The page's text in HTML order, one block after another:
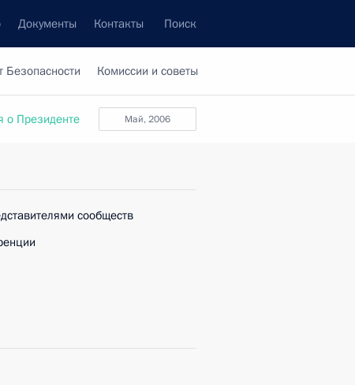
Документы Контакты Поиск
Безопасности Комиссии и советы
май, 2006
о Президенте
сообществ